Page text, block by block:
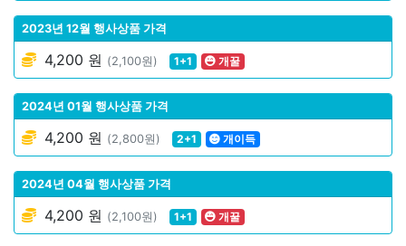
2023년 12월 행사상품 가격
4,200 원 (2,100원) 1+1 개꿀
2024년 01월 행사상품 가격
4,200 원 (2,800원) 2+1 개이득
2024년 04월 행사상품 가격
4,200 원 (2,100원) 1+1 개꿀